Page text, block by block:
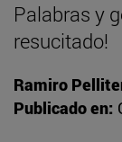
Palabras y
resucitado!
Ramiro
Publicado en: